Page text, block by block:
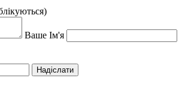
Ваше Ім'я